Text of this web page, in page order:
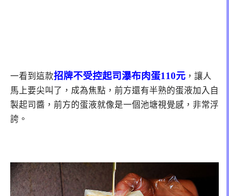
一看到這款招牌不受控起司瀑布肉蛋110元 ，讓人
馬上要尖叫了，成為焦點，前方還有半熟的蛋液加入自
製起司醬，前方的蛋液就像是一個池塘視覺感，非常浮
誇。